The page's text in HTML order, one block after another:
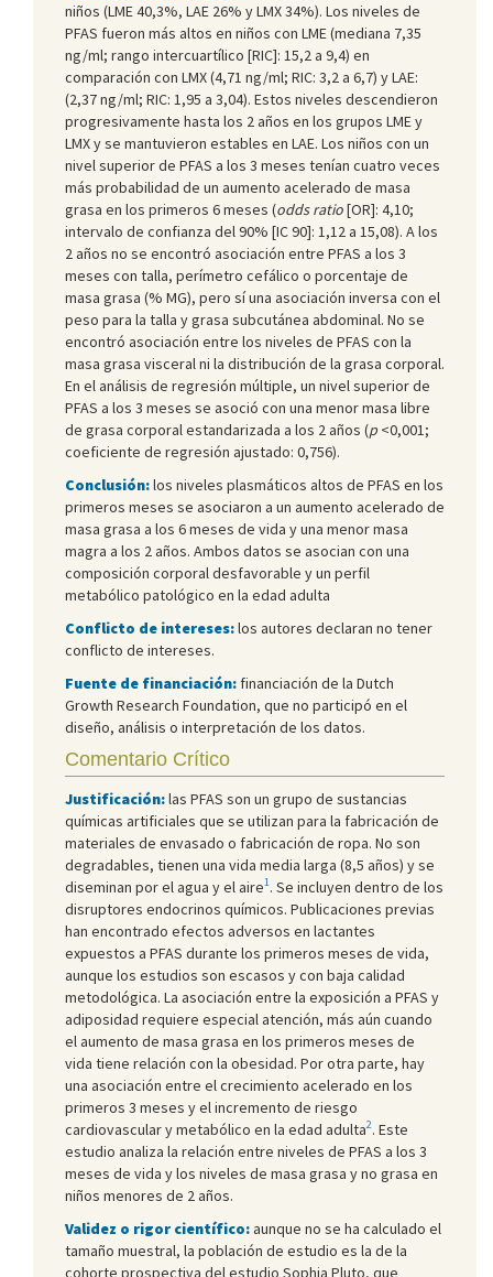
niños (LME 40,3%, LAE 26% y LMX 34%). Los niveles de
PFAS fueron más altos en niños con LME (mediana 7,35
ng/ml; rango intercuartílico [RIC]: 15,2 a 9,4) en
comparación con LMX (4,71 ng/ml; RIC: 3,2 a 6,7) y LAE:
(2,37 ng/ml; RIC: 1,95 a 3,04). Estos niveles descendieron
progresivamente hasta los 2 años en los grupos LME y
LMX y se mantuvieron estables en LAE. Los niños con un
nivel superior de PFAS a los 3 meses tenían cuatro veces
más probabilidad de un aumento acelerado de masa
grasa en los primeros 6 meses (odds ratio[OR]: 4,10;
intervalo de confianza del 90% [IC 90]: 1,12 a 15,08). A los
2 años no se encontró asociación entre PFAS a los 3
meses con talla, perímetro cefálico o porcentaje de
masa grasa (% MG), pero sí una asociación inversa con el
peso para la talla y grasa subcutánea abdominal. No se
encontró asociación entre los niveles de PFAS con la
masa grasa visceral ni la distribución de la grasa corporal.
En el análisis de regresión múltiple, un nivel superior de
PFAS a los 3 meses se asoció con una menor masa libre
de grasa corporal estandarizada a los 2 años (p <0,001;
coeficiente de regresión ajustado: 0,756).
Conclusión:los niveles plasmáticos altos de PFAS en los
primeros meses se asociaron a un aumento acelerado de
masa grasa a los 6 meses de vida y una menor masa
magra a los 2 años. Ambos datos se asocian con una
composición corporal desfavorable y un perfil
metabólico patológico en la edad adulta
Conflicto de intereses:los autores declaran no tener
conflicto de intereses.
Fuente de financiación: financiación de la Dutch
Growth Research Foundation, que no participó en el
diseño, análisis o interpretación de los datos.
Comentario Crítico
Justificación:las PFAS son un grupo de sustancias
químicas artificiales que se utilizan para la fabricación de
materiales de envasado o fabricación de ropa. No son
degradables, tienen una vida media larga (8,5 años) y se
diseminan por el agua y el aire1. Se incluyen dentro de los
disruptores endocrinos químicos. Publicaciones previas
han encontrado efectos adversos en lactantes
expuestos a PFAS durante los primeros meses de vida,
aunque los estudios son escasos y con baja calidad
metodológica. La asociación entre la exposición a PFAS y
adiposidad requiere especial atención, más aún cuando
el aumento de masa grasa en los primeros meses de
vida tiene relación con la obesidad. Por otra parte, hay
una asociación entre el crecimiento acelerado en los
primeros 3 meses y el incremento de riesgo
cardiovascular y metabólico en la edad adulta2. Este
estudio analiza la relación entre niveles de PFAS a los 3
meses de vida y los niveles de masa grasa y no grasa en
niños menores de 2 años.
Validez o rigor científico:aunque no se ha calculado el
tamaño muestral, la población de estudio es la de la
cohorte prospectiva del estudio Sophia Pluto, que